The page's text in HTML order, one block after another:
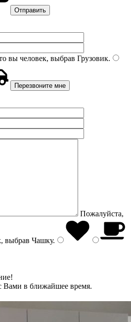
вы человек, выбрав Грузовик.
Пожалуйста,
выбрав Чашку.
Вами в ближайшее время.